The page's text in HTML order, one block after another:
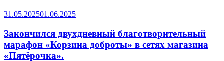
31.05.202501.06.2025
Закончился двухдневный благотворительный
марафон «Корзина доброты» в сетях магазина
«Пятёрочка».